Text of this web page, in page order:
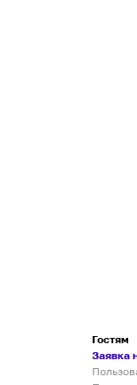
Гостям
Заявка